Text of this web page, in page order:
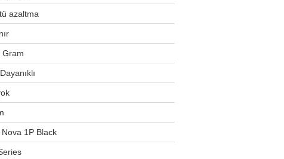
azaltma
Gram
1P Black